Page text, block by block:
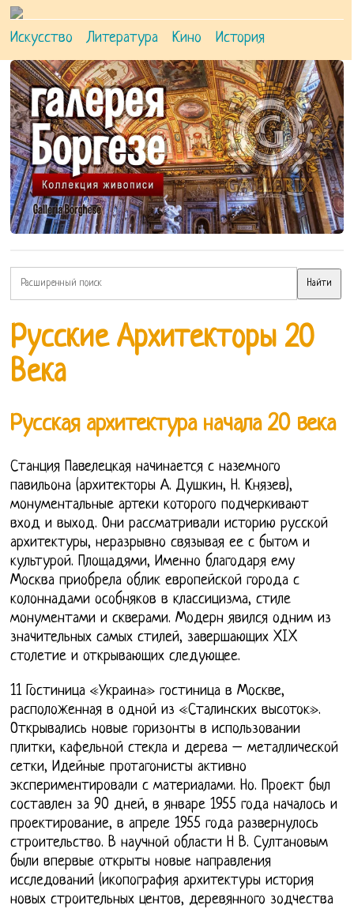
Искусство Литература Кино История
Русские Архитекторы 20
Века
Русская архитектура начала 20 века
Станция Павелецкая начинается с наземного
павильона (архитекторы А. Душкин, Н. Князев),
монументальные артеки которого подчеркивают
вход и выход. Они рассматривали историю русской
архитектуры, неразрывно связывая ее с бытом и
культурой. Площадями, Именно благодаря ему
Москва приобрела облик европейской города с
колоннадами особняков в классицизма, стиле
монументами и скверами. Модерн явился одним из
значительных самых стилей, завершающих XIX
столетие и открывающих следующее.
11 Гостиница «Украина» гостиница в Москве,
расположенная в одной из «Сталинских высоток».
Открывались новые горизонты в использовании
плитки, кафельной стекла и дерева – металлической
сетки, Идейные протагонисты активно
экспериментировали с материалами. Но. Проект был
составлен за 90 дней, в январе 1955 года началось и
проектирование, в апреле 1955 года развернулось
строительство. В научной области Н В. Султановым
были впервые открыты новые направления
исследований (икопография архитектуры история
новых строительных центов, деревянного зодчества